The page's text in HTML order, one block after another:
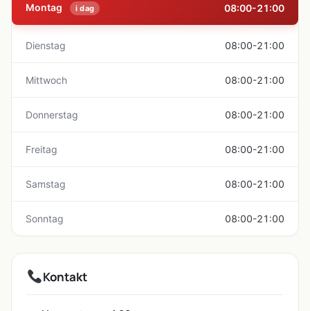
Montag i dag 08:00-21:00
Dienstag 08:00-21:00
Mittwoch 08:00-21:00
Donnerstag 08:00-21:00
Freitag 08:00-21:00
Samstag 08:00-21:00
Sonntag 08:00-21:00
Kontakt